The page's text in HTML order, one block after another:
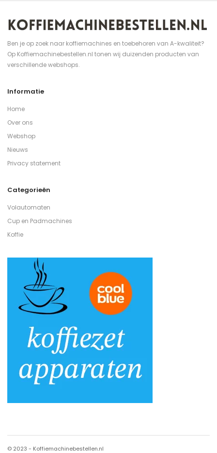
Ben je op zoek naar koffiemachines en toebehoren van A-kwaliteit?
Op Koffiemachinebestellen.nl tonen wij duizenden producten van
verschillende webshops.
Informatie
Home
Over ons
Webshop
Nieuws
Privacy statement
Categorieën
Volautomaten
Cup en Padmachines
Koffie
© 2023 - Koffiemachinebestellen.nl